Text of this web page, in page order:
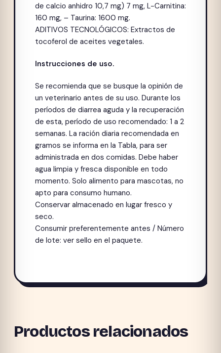
de calcio anhidro 10,7 mg) 7 mg, L-Carnitina:
160 mg, – Taurina: 1600 mg.
ADITIVOS TECNOLÓGICOS: Extractos de
tocoferol de aceites vegetales.
Instrucciones de uso.
Se recomienda que se busque la opinión de
un veterinario antes de su uso. Durante los
períodos de diarrea aguda y la recuperación
de esta, período de uso recomendado: 1 a 2
semanas. La ración diaria recomendada en
gramos se informa en la Tabla, para ser
administrada en dos comidas. Debe haber
agua limpia y fresca disponible en todo
momento. Solo alimento para mascotas, no
apto para consumo humano.
Conservar almacenado en lugar fresco y
seco.
Consumir preferentemente antes / Número
de lote: ver sello en el paquete.
Productos relacionados